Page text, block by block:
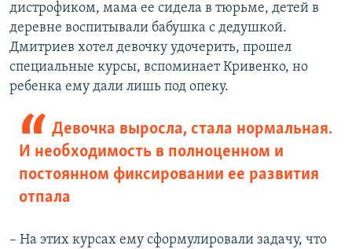
дистрофиком, мама ее сидела в тюрьме, детей в
деревне воспитывали бабушка с дедушкой.
Дмитриев хотел девочку удочерить, прошел
специальные курсы, вспоминает Кривенко, но
ребенка ему дали лишь под опеку.
Девочка выросла, стала нормальная.
И необходимость в полноценном и
постоянном фиксировании ее развития
отпала
– На этих курсах ему сформулировали задачу, что